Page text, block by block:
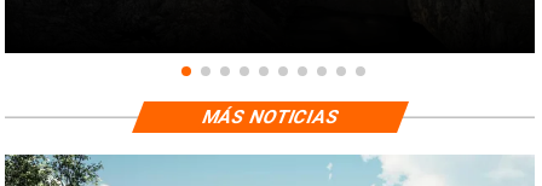
MÁS NOTICIAS